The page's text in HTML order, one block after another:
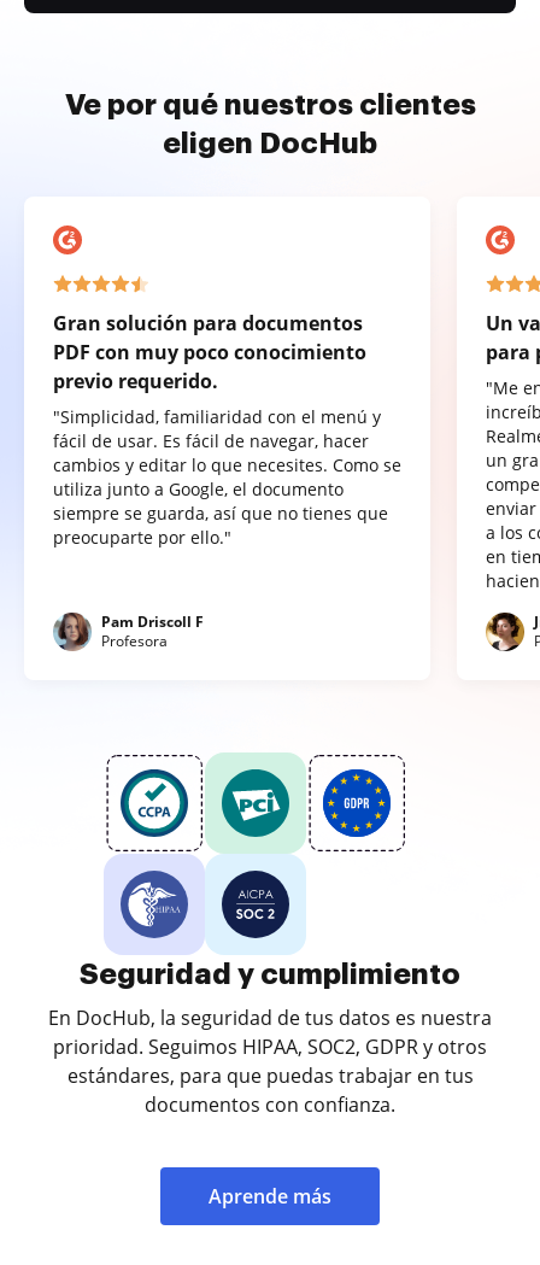
Ve por qué nuestros clientes
eligen DocHub
Gran solución para documentos
PDF con muy poco conocimiento
previo requerido.
"Simplicidad, familiaridad con el menú y
fácil de usar. Es fácil de navegar, hacer
cambios y editar lo que necesites. Como se
utiliza junto a Google, el documento
siempre se guarda, así que no tienes que
preocuparte por ello."
Pam Driscoll F
Profesora
Un
para
"Me
un
a los
en
Seguridad y cumplimiento
En DocHub, la seguridad de tus datos es nuestra
prioridad. Seguimos HIPAA, SOC2, GDPR y otros
estándares, para que puedas trabajar en tus
documentos con confianza.
Aprende más